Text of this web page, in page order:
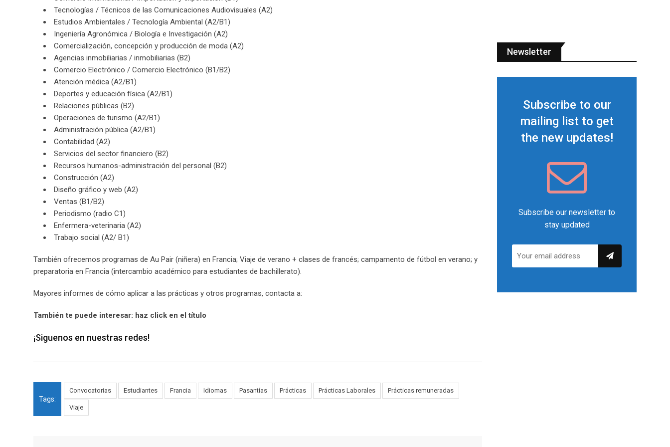
Tecnologías / Técnicos de las Comunicaciones Audiovisuales (A2)
Estudios Ambientales / Tecnología Ambiental (A2/B1)
Ingeniería Agronómica / Biología e Investigación (A2)
Comercialización, concepción y producción de moda (A2)
Agencias inmobiliarias / inmobiliarias (B2)
Comercio Electrónico / Comercio Electrónico (B1/B2)
Atención médica (A2/B1)
Deportes y educación física (A2/B1)
Relaciones públicas (B2)
Operaciones de turismo (A2/B1)
Administración pública (A2/B1)
Contabilidad (A2)
Servicios del sector financiero (B2)
Recursos humanos-administración del personal (B2)
Construcción (A2)
Diseño gráfico y web (A2)
Ventas (B1/B2)
Periodismo (radio C1)
Enfermera-veterinaria (A2)
Trabajo social (A2/ B1)
También ofrecemos programas de Au Pair (niñera) en Francia; Viaje de verano + clases de francés; campamento de fútbol en verano; y
preparatoria en Francia (intercambio académico para estudiantes de bachillerato).
Mayores informes de cómo aplicar a las prácticas y otros programas, contacta a:
También te puede interesar: haz click en el título
¡Siguenos en nuestras redes!
Tags:
Convocatorias Estudiantes Francia Idiomas Pasantías Prácticas Prácticas Laborales Prácticas remuneradas
Viaje
Newsletter
Subscribe to our
mailing list to get
the new updates!
Subscribe our newsletter to
stay updated